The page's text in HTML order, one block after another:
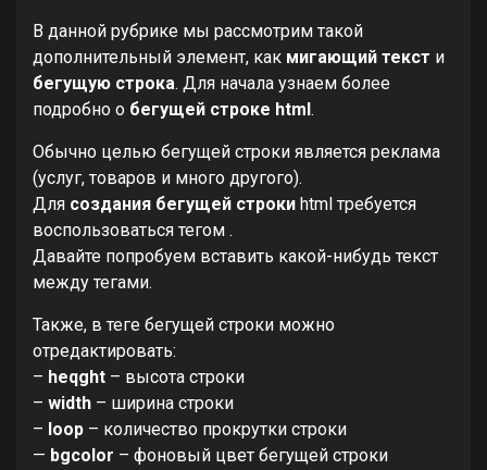
В данной рубрике мы рассмотрим такой
дополнительный элемент, как мигающий текст и
бегущую строка. Для начала узнаем более
подробно о бегущей строке html.
Обычно целью бегущей строки является реклама
(услуг, товаров и много другого).
Для создания бегущей строки html требуется
воспользоваться тегом .
Давайте попробуем вставить какой-нибудь текст
между тегами.
Также, в теге бегущей строки можно
отредактировать:
– heqght – высота строки
– width – ширина строки
– loop – количество прокрутки строки
— bgcolor – фоновый цвет бегущей строки